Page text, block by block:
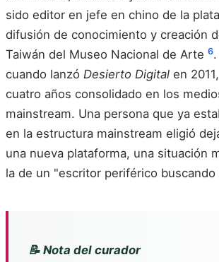
sido editor en jefe en chino de la
difusión de conocimiento y creación
Taiwán del Museo Nacional de Arte 6
cuando lanzó Desierto Digital en
cuatro años consolidado en los
mainstream. Una persona que ya
en la estructura mainstream eligió
una nueva plataforma, una situación
la de un "escritor periférico buscando
📝 Nota del curador